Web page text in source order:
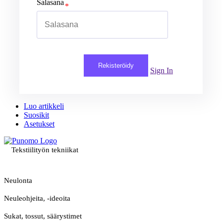
Salasana
Rekisteröidy
Sign In
Luo artikkeli
Suosikit
Asetukset
Tekstiilityön tekniikat
Neulonta
Neuleohjeita, -ideoita
Sukat, tossut, säärystimet